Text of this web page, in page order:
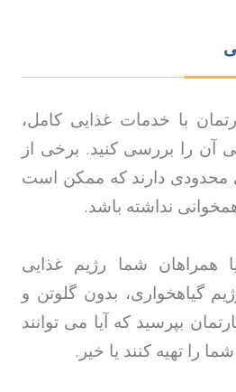
با خدمات غذایی کامل،
آن را بررسی کنید. برخی از
محدودی دارند که ممکن است
نداشته باشد.
همراهان شما رژیم غذایی
گیاهخواری، بدون گلوتن و
بپرسید که آیا می توانند
را تهیه کنند یا خیر .